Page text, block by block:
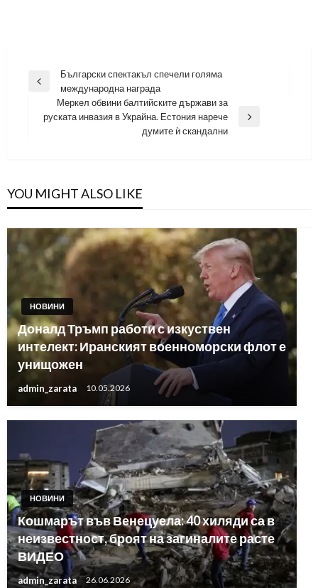
Навигация
Previous
Български спектакъл спечели голяма
международна награда
Next
Меркел обвини балтийските държави за
руската инвазия в Украйна. Естония нарече
думите ѝ скандални
YOU MIGHT ALSO LIKE
НОВИНИ
Доналд Тръмп работи с изкуствен
интелект: Иранският военноморски флот е
унищожен
admin_zarata 10.05.2026
НОВИНИ
Кошмарът във Венецуела: 40 хиляди са в
неизвестност, броят на загиналите расте
ВИДЕО
admin_zarata 26.06.2026